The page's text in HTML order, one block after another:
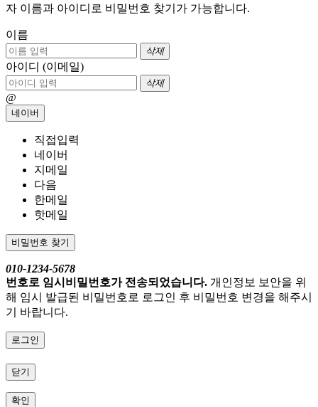
자 이름과 아이디로 비밀번호 찾기가 가능합니다.
이름
삭제
아이디 (이메일)
삭제
@
네이버
직접입력
네이버
지메일
다음
한메일
핫메일
비밀번호 찾기
010-1234-5678
번호로 임시비밀번호가 전송되었습니다. 개인정보 보안을 위
해 임시 발급된 비밀번호로 로그인 후 비밀번호 변경을 해주시
기 바랍니다.
로그인
닫기
확인